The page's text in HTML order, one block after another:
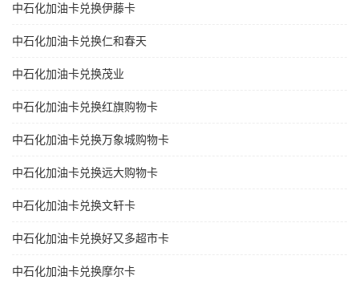
中石化加油卡兑换伊藤卡
中石化加油卡兑换仁和春天
中石化加油卡兑换茂业
中石化加油卡兑换红旗购物卡
中石化加油卡兑换万象城购物卡
中石化加油卡兑换远大购物卡
中石化加油卡兑换文轩卡
中石化加油卡兑换好又多超市卡
中石化加油卡兑换摩尔卡